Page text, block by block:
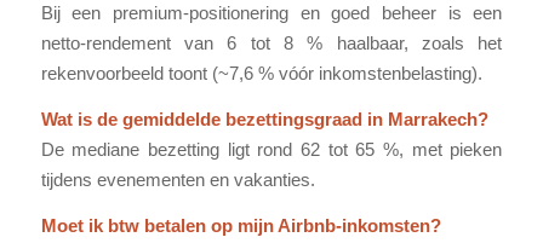
Bij een premium-positionering en goed beheer is een
netto-rendement van 6 tot 8 % haalbaar, zoals het
rekenvoorbeeld toont (~7,6 % vóór inkomstenbelasting).
Wat is de gemiddelde bezettingsgraad in Marrakech?
De mediane bezetting ligt rond 62 tot 65 %, met pieken
tijdens evenementen en vakanties.
Moet ik btw betalen op mijn Airbnb-inkomsten?